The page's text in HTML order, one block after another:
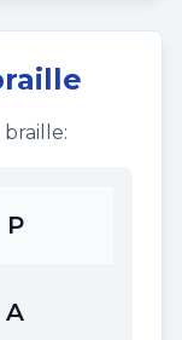
P
A